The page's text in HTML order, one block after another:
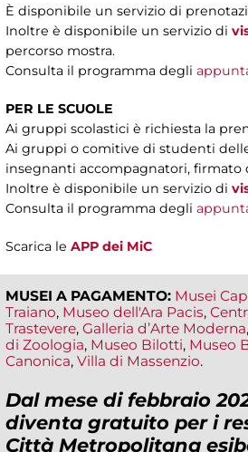
È disponibile un servizio di
Inoltre è disponibile un servizio di
percorso mostra.
Consulta il programma degli
PER LE SCUOLE
Ai gruppi scolastici è richiesta la
Ai gruppi o comitive di studenti
insegnanti accompagnatori, firmato
Inoltre è disponibile un servizio di
Consulta il programma degli
Scarica le APP dei MiC
MUSEI A PAGAMENTO: Musei
Traiano, Museo dell'Ara Pacis,
Trastevere, Galleria d’Arte Moderna,
di Zoologia, Museo Bilotti, Museo
Canonica, Villa di Massenzio.
Dal mese di febbraio
diventa gratuito per i
Città Metropolitana